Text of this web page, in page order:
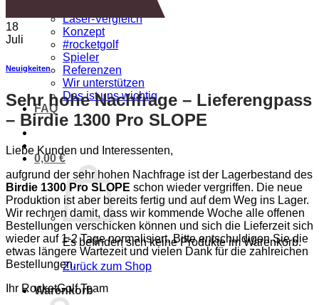
Laser-Vergleich
Konzept
#rocketgolf
Spieler
Referenzen
Wir unterstützen
Das ist uns wichtig
FAQ
0,00€
Es befinden sich keine Produkte im Warenkorb.
Zurück zum Shop
Warenkorb
18
Juli
Neuigkeiten
Sehr hohe Nachfrage – Lieferengpass
– Birdie 1300 Pro SLOPE
Liebe Kunden und Interessenten,
aufgrund der sehr hohen Nachfrage ist der Lagerbestand des
Birdie 1300 Pro SLOPE schon wieder vergriffen. Die neue
Produktion ist aber bereits fertig und auf dem Weg ins Lager.
Wir rechnen damit, dass wir kommende Woche alle offenen
Bestellungen verschicken können und sich die Lieferzeit sich
wieder auf 1-2 Tage normalisiert. Bitte entschuldigen Sie die
etwas längere Wartezeit und vielen Dank für die zahlreichen
Bestellungen.
Ihr RocketGolf Team